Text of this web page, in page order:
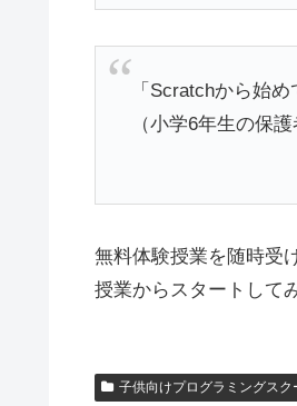
「Scratchから始
（小学6年生の保護
無料体験授業を随時受
授業からスタートして
子供向けプログラミングスク